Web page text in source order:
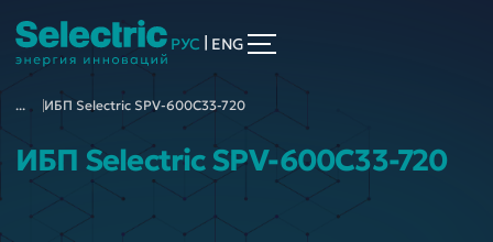
РУС ENG
... ИБП Selectric SPV-600C33-720
ИБП Selectric SPV-600C33-720